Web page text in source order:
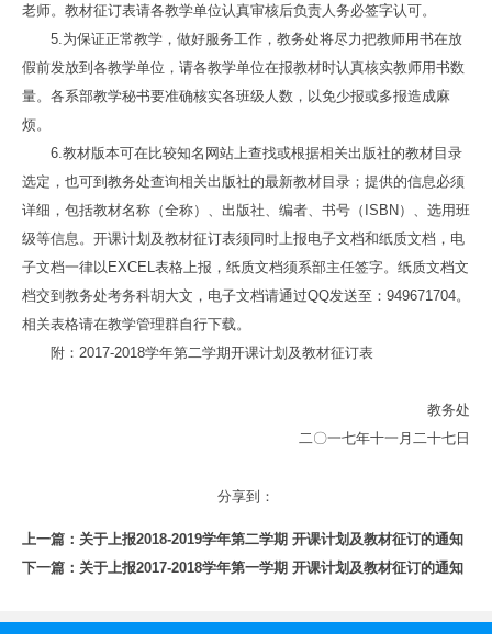
老师。教材征订表请各教学单位认真审核后负责人务必签字认可。
5.为保证正常教学，做好服务工作，教务处将尽力把教师用书在放
假前发放到各教学单位，请各教学单位在报教材时认真核实教师用书数
量。各系部教学秘书要准确核实各班级人数，以免少报或多报造成麻
烦。
6.教材版本可在比较知名网站上查找或根据相关出版社的教材目录
选定，也可到教务处查询相关出版社的最新教材目录；提供的信息必须
详细，包括教材名称（全称）、出版社、编者、书号（ISBN）、选用班
级等信息。开课计划及教材征订表须同时上报电子文档和纸质文档，电
子文档一律以EXCEL表格上报，纸质文档须系部主任签字。纸质文档文
档交到教务处考务科胡大文，电子文档请通过QQ发送至：949671704。
相关表格请在教学管理群自行下载。
附：2017-2018学年第二学期开课计划及教材征订表
教务处
二〇一七年十一月二十七日
分享到：
上一篇： 关于上报2018-2019学年第二学期 开课计划及教材征订的通知
下一篇： 关于上报2017-2018学年第一学期 开课计划及教材征订的通知